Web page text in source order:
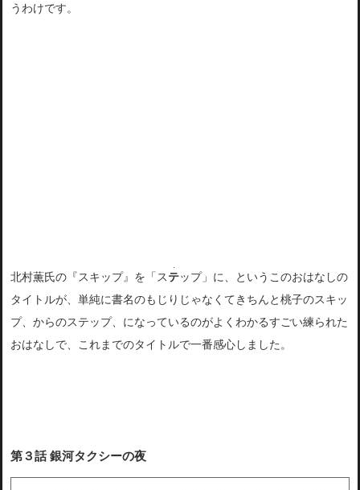
うわけです。
北村薫氏の『スキップ』を「ステ
・
ップ」に、というこのおはなしの
タイトルが、単純に書名のもじりじゃなくてきちんと桃子のスキッ
プ、からのステップ、になっているのがよくわかるすごい練られた
おはなしで、これまでのタイトルで一番感心しました。
第３話 銀河タクシーの夜